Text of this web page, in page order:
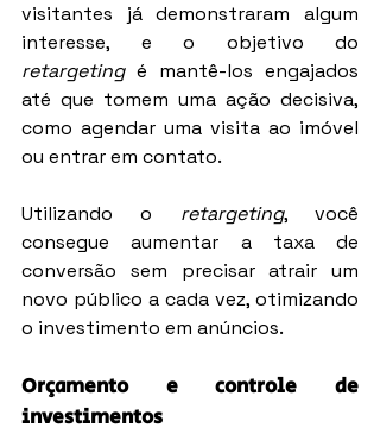
visitantes já demonstraram algum
retargeting é mantê-los engajados
até que tomem uma ação decisiva,
como agendar uma visita ao imóvel
ou entrar em contato.
Utilizando o retargeting, você
consegue aumentar a taxa de
conversão sem precisar atrair um
novo público a cada vez, otimizando
o investimento em anúncios.
Orçamento e controle de
investimentos